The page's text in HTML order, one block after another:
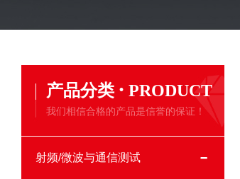
产品分类 · PRODUCT
我们相信合格的产品是信誉的保证！
射频/微波与通信测试